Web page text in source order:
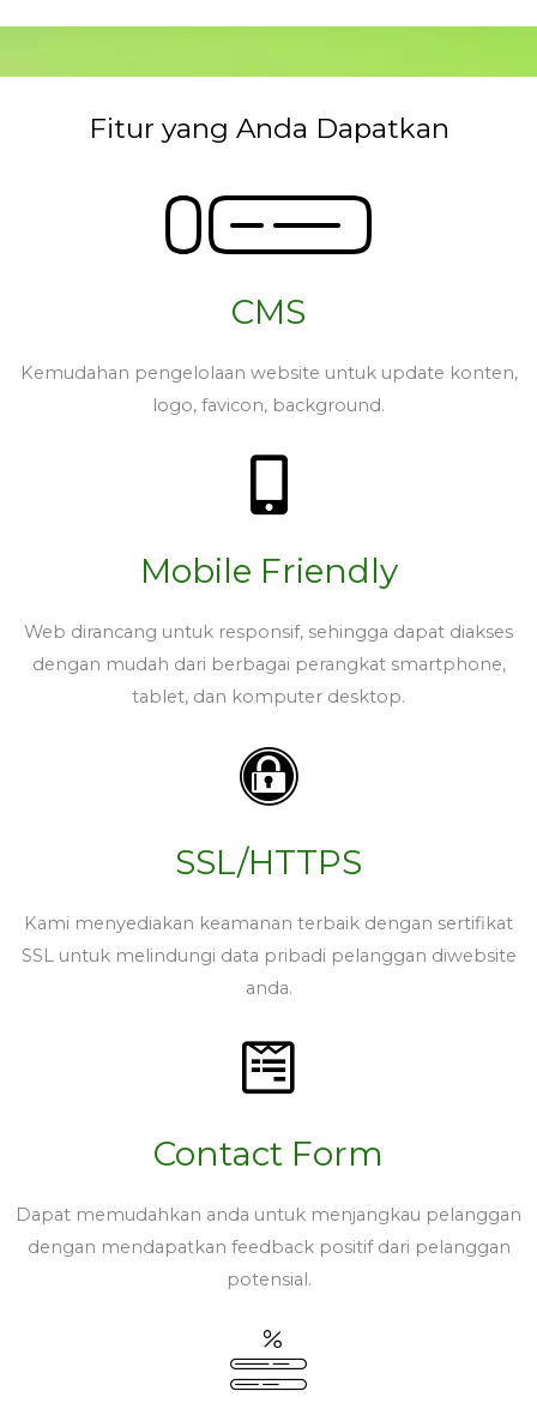
Fitur yang Anda Dapatkan
CMS
Kemudahan pengelolaan website untuk update konten,
logo, favicon, background.
Mobile Friendly
Web dirancang untuk responsif, sehingga dapat diakses
dengan mudah dari berbagai perangkat smartphone,
tablet, dan komputer desktop.
SSL/HTTPS
Kami menyediakan keamanan terbaik dengan sertifikat
SSL untuk melindungi data pribadi pelanggan diwebsite
anda.
Contact Form
Dapat memudahkan anda untuk menjangkau pelanggan
dengan mendapatkan feedback positif dari pelanggan
potensial.